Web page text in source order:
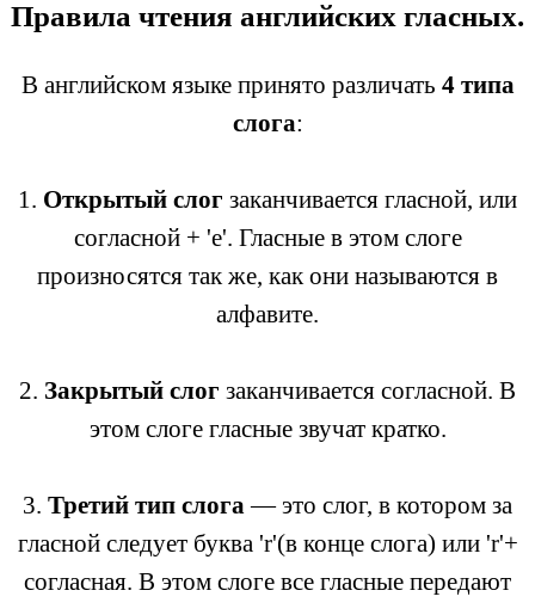
Правила чтения английских гласных.
В английском языке принято различать 4 типа
слога:
1. Открытый слог заканчивается гласной, или
согласной + 'е'. Гласные в этом слоге
произносятся так же, как они называются в
алфавите.
2. Закрытый слог заканчивается согласной. В
этом слоге гласные звучат кратко.
3. Третий тип слога— это слог, в котором за
гласной следует буква 'r'(в конце слога) или 'r'+
согласная. В этом слоге все гласные передают